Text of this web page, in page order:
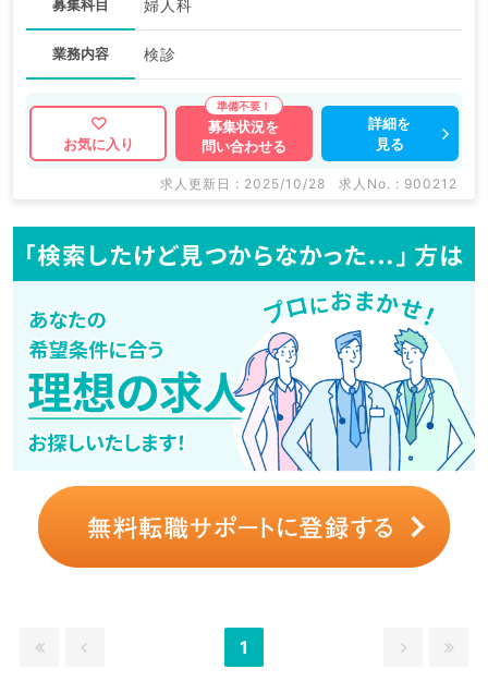
募集科目 婦人科
業務内容 検診
お気に入り
募集状況を
問い合わせる
詳細を
見る
求人更新日 : 2025/10/28 求人No. : 900212
1